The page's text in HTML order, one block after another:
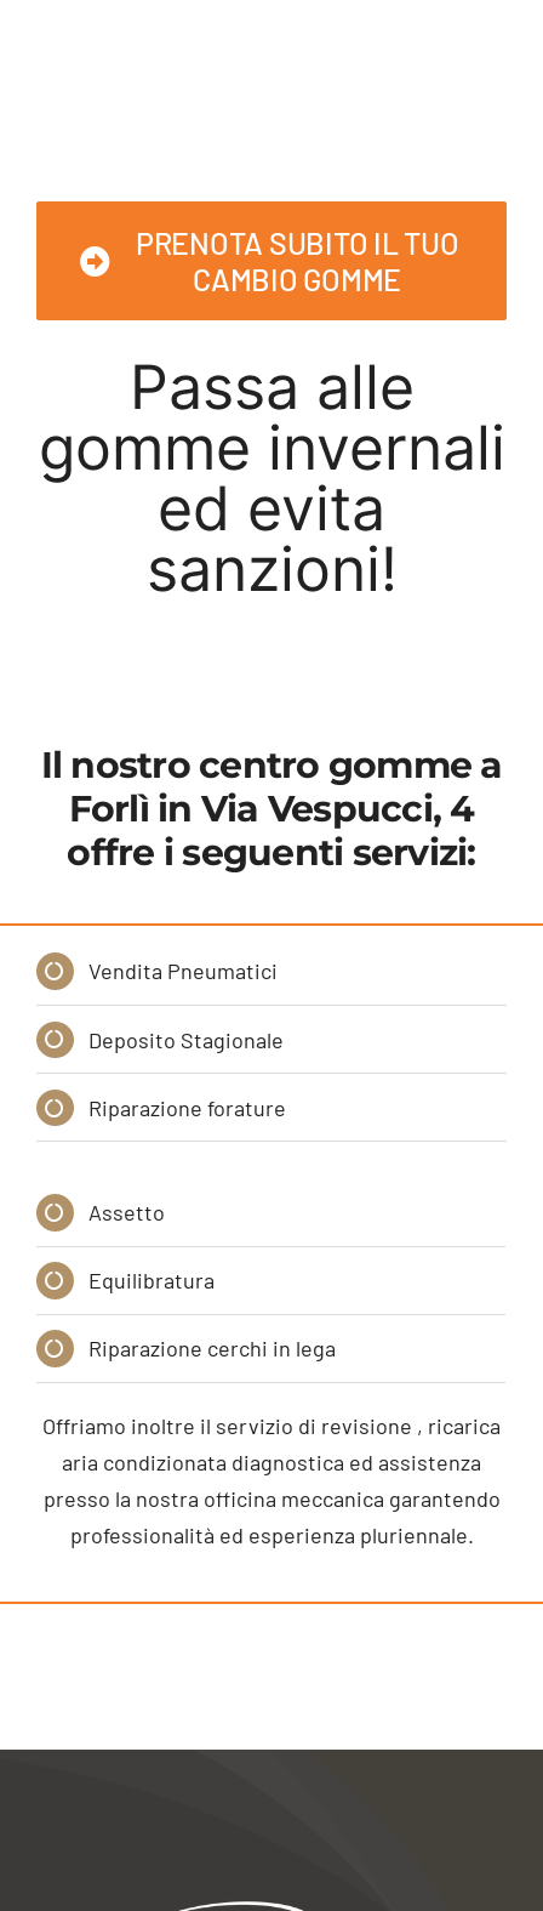
PRENOTA SUBITO IL TUO
CAMBIO GOMME
Passa alle
gomme invernali
ed evita
sanzioni!
Il nostro centro gomme a
Forlì in Via Vespucci, 4
offre i seguenti servizi:
Vendita Pneumatici
Deposito Stagionale
Riparazione forature
Assetto
Equilibratura
Riparazione cerchi in lega
Offriamo inoltre il servizio di revisione , ricarica
aria condizionata diagnostica ed assistenza
presso la nostra officina meccanica garantendo
professionalità ed esperienza pluriennale.